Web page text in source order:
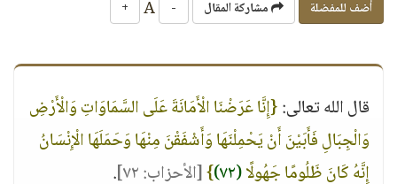
أضف للمفضلة مشاركة المقال -
+
قال الله تعالى:{إِنَّا عَرَضْنَا الْأَمَانَةَ عَلَى السَّمَاوَاتِ وَالْأَرْضِ
وَالْجِبَالِ فَأَبَيْنَ أَنْ يَحْمِلْنَهَا وَأَشْفَقْنَ مِنْهَا وَحَمَلَهَا الْإِنْسَانُ
إِنَّهُ كَانَ ظَلُومًا جَهُولًا(٧٢) }[الأحزاب: ٧٢]
.